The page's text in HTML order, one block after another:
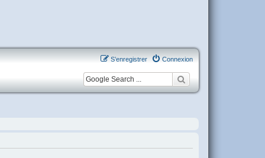
Connexion
S’enregistrer